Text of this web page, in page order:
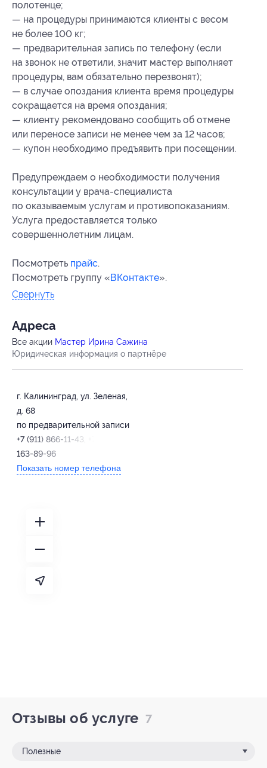
полотенце;
— на процедуры принимаются клиенты с весом
не более 100 кг;
— предварительная запись по телефону (если
на звонок не ответили, значит мастер выполняет
процедуры, вам обязательно перезвонят);
— в случае опоздания клиента время процедуры
сокращается на время опоздания;
— клиенту рекомендовано сообщить об отмене
или переносе записи не менее чем за 12 часов;
— купон необходимо предъявить при посещении.
Предупреждаем о необходимости получения
консультации у врача-специалиста
по оказываемым услугам и противопоказаниям.
Услуга предоставляется только
совершеннолетним лицам.
Посмотреть прайс.
Посмотреть группу «ВКонтакте».
Свернуть
Адресa
Все акции Мастер Ирина Сажина
Юридическая информация о партнёре
г. Калининград, ул. Зеленая,
д. 68
по предварительной записи
+7 (911) 866-11-43, +7 (929)
163-89-96
Показать номер телефона
Отзывы об услуге 7
Полезные